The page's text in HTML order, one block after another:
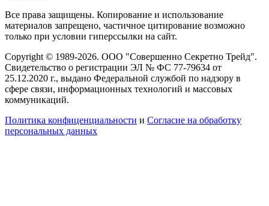
Все права защищены. Копирование и использование
материалов запрещено, частичное цитирование возможно
только при условии гиперссылки на сайт.
Copyright © 1989-2026. ООО "Совершенно Секретно Трейд".
Свидетельство о регистрации ЭЛ № ФС 77-79634 от
25.12.2020 г., выдано Федеральной службой по надзору в
сфере связи, информационных технологий и массовых
коммуникаций.
Политика конфиценциальности и Согласие на обработку
персональных данных